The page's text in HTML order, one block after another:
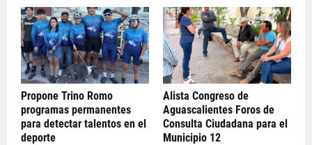
Propone Trino Romo
programas permanentes
para detectar talentos en el
deporte
Alista Congreso de
Aguascalientes Foros de
Consulta Ciudadana para el
Municipio 12